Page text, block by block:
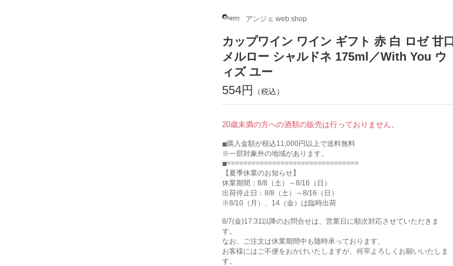
アンジェ web shop
カップワイン ワイン ギフト 赤 白 ロゼ 甘口
メルロー シャルドネ 175ml／With You ウ
ィズ ユー
554円
20歳未満の方への酒類の販売は行っておりません。
購入金額が税込11,000円以上で送料無料
※一部対象外の地域があります。
================================
【夏季休業のお知らせ】
休業期間：8/8（土）～8/16（日）
出荷停止日：8/8（土）～8/16（日）
※8/10（月）、14（金）は臨時出荷
8/7(金)17:31以降のお問合せは、営業日に順次対応させていただきま
す。
なお、ご注文は休業期間中も随時承っております。
お客様にはご不便をおかけいたしますが、何卒よろしくお願いいたしま
す。